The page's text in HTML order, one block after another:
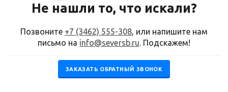
Не нашли то, что искали?
Позвоните +7 (3462) 555-308, или напишите нам
письмо на info@seversb.ru. Подскажем!
ЗАКАЗАТЬ ОБРАТНЫЙ ЗВОНОК